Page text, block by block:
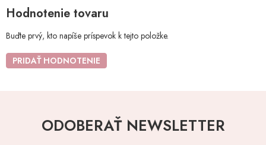
Hodnotenie tovaru
Buďte prvý, kto napíše príspevok k tejto položke.
PRIDAŤ HODNOTENIE
ODOBERAŤ NEWSLETTER